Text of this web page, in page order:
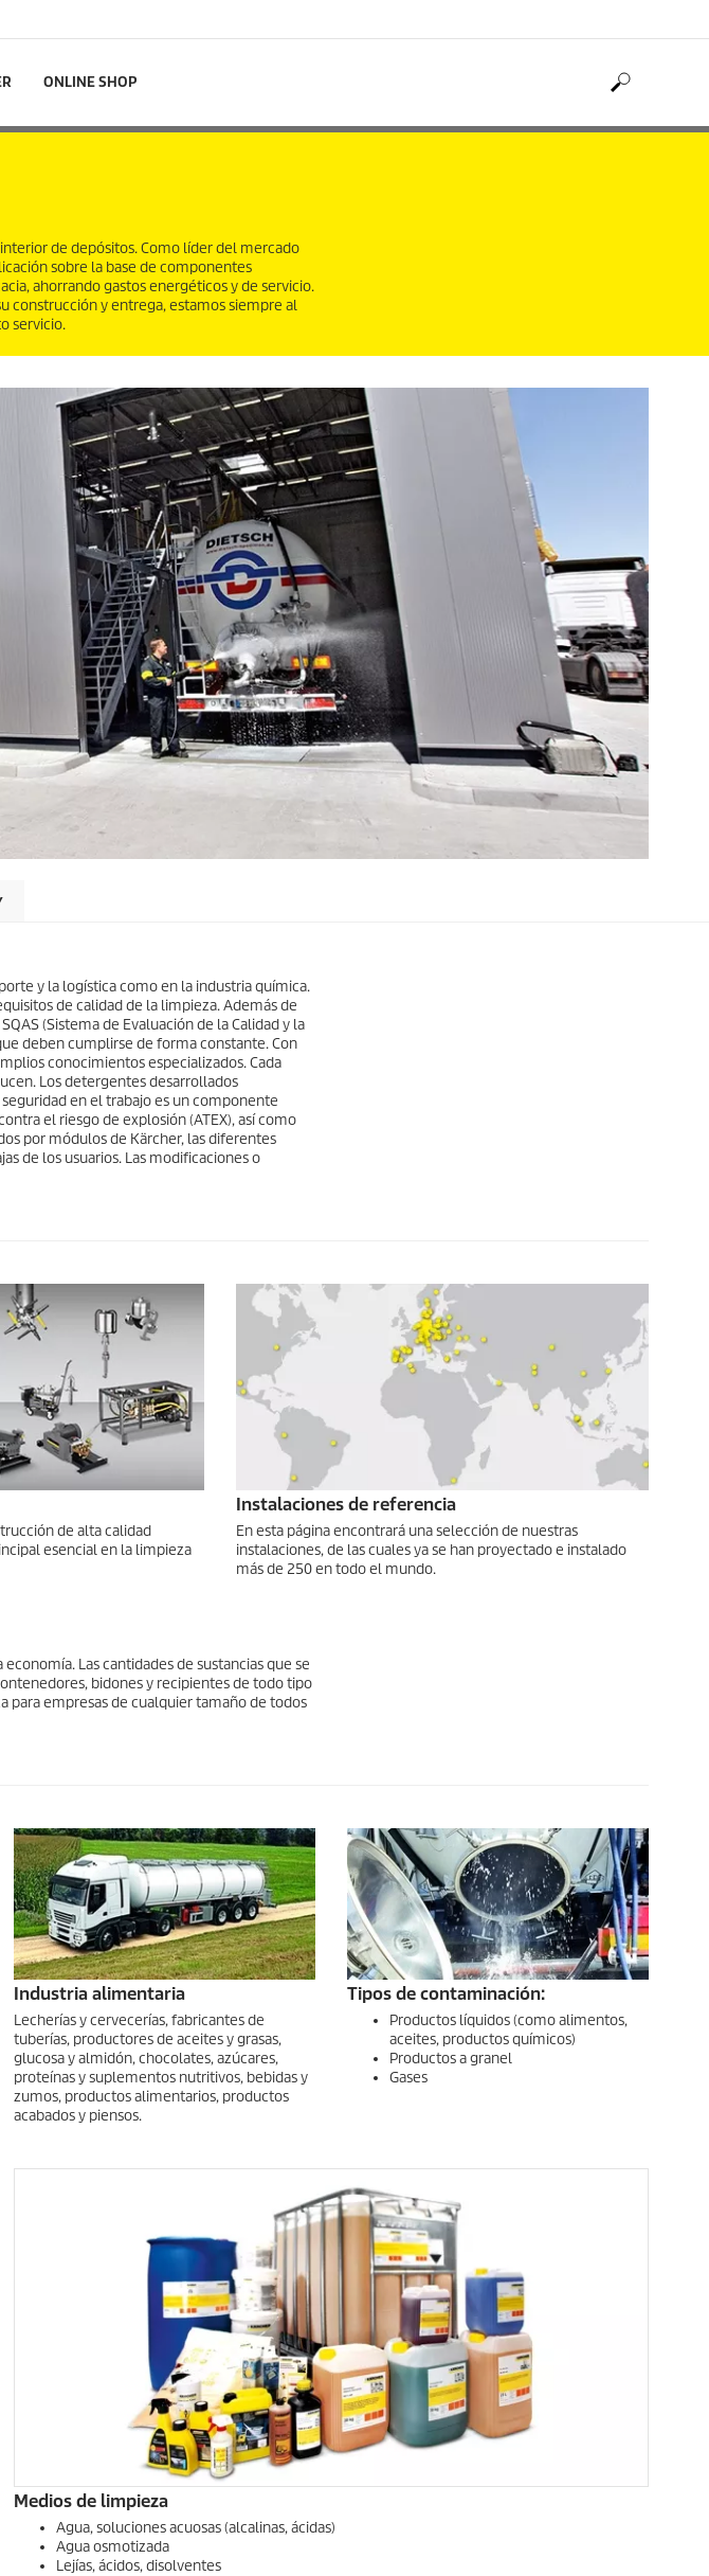
ONLINE SHOP
de depósitos. Como líder del mercado
sobre la base de componentes
ahorrando gastos energéticos y de servicio.
construcción y entrega, estamos siempre al
servicio.
y la logística como en la industria química.
de calidad de la limpieza. Además de
(Sistema de Evaluación de la Calidad y la
deben cumplirse de forma constante. Con
conocimientos especializados. Cada
Los detergentes desarrollados
en el trabajo es un componente
el riesgo de explosión (ATEX), así como
por módulos de Kärcher, las diferentes
de los usuarios. Las modificaciones o
de alta calidad
esencial en la limpieza
Instalaciones de referencia
En esta página encontrará una selección de nuestras
instalaciones, de las cuales ya se han proyectado e instalado
más de 250 en todo el mundo.
Las cantidades de sustancias que se
bidones y recipientes de todo tipo
para empresas de cualquier tamaño de todos
Industria alimentaria
Lecherías y cervecerías, fabricantes de
tuberías, productores de aceites y grasas,
glucosa y almidón, chocolates, azúcares,
proteínas y suplementos nutritivos, bebidas y
zumos, productos alimentarios, productos
acabados y piensos.
Tipos de contaminación:
Productos líquidos (como alimentos,
aceites, productos químicos)
Productos a granel
Gases
Medios de limpieza
Agua, soluciones acuosas (alcalinas, ácidas)
Agua osmotizada
Lejías, ácidos, disolventes